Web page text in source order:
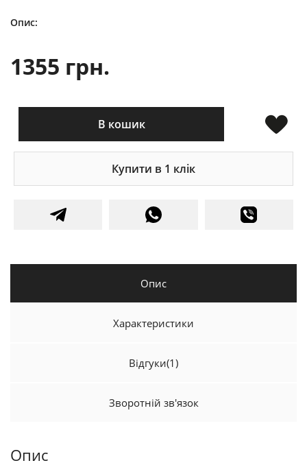
Опис:
1355 грн.
В кошик
Купити в 1 клік
Опис
Характеристики
Відгуки(1)
Зворотній зв'язок
Опис